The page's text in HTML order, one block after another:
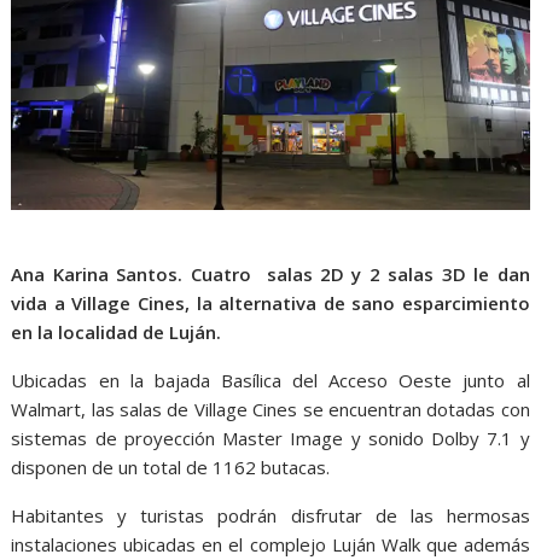
Ana Karina Santos. Cuatro salas 2D y 2 salas 3D le dan
vida a Village Cines, la alternativa de sano esparcimiento
en la localidad de Luján.
Ubicadas en la bajada Basílica del Acceso Oeste junto al
Walmart, las salas de Village Cines se encuentran dotadas con
sistemas de proyección Master Image y sonido Dolby 7.1 y
disponen de un total de 1162 butacas.
Habitantes y turistas podrán disfrutar de las hermosas
instalaciones ubicadas en el complejo Luján Walk que además